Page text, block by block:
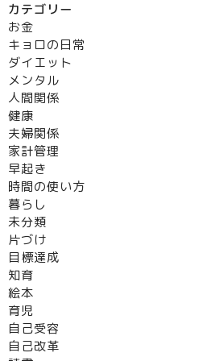
カテゴリー
お金
キョロの日常
ダイエット
メンタル
人間関係
健康
夫婦関係
家計管理
早起き
時間の使い方
暮らし
未分類
片づけ
目標達成
知育
絵本
育児
自己受容
自己改革